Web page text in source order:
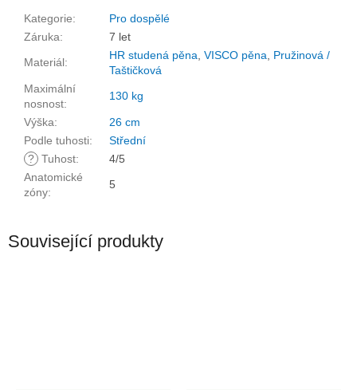
Kategorie:
Pro dospělé
Záruka:
7 let
Materiál:
HR studená pěna VISCO pěna
Pružinová /
Taštičková
Maximální
nosnost:
130 kg
Výška:
26 cm
Podle tuhosti:
Střední
? Tuhost:
4/5
Anatomické
zóny:
5
Související produkty